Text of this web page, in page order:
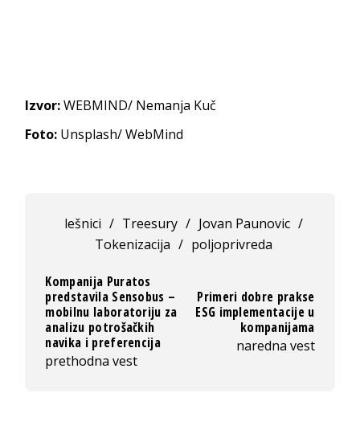
Izvor:WEBMIND/ Nemanja Kuč
Foto: Unsplash/ WebMind
lešnici / Treesury / Jovan Paunovic /
Tokenizacija / poljoprivreda
Kompanija Puratos
predstavila Sensobus –
mobilnu laboratoriju za
analizu potrošačkih
navika i preferencija
prethodna vest
Primeri dobre prakse
ESG implementacije u
kompanijama
naredna vest